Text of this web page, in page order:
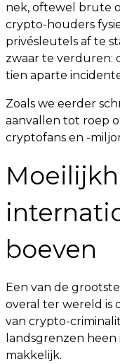
nek, oftewel brute
crypto-houders
privésleutels af te
zwaar te verduren:
tien aparte
Zoals we eerder
aanvallen tot roep
cryptofans en -
boeven
Een van de
overal ter wereld is
van crypto-
landsgrenzen heen
makkelijk.